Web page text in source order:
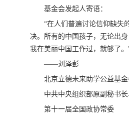
基金会发起人寄语：
“在人们普遍讨论信仰缺失
决。所有的中国孩子，无论出
我在美丽中国工作过，就够了。
——刘泽彭
北京立德未来助学公益基
中共中央组织部原副秘书
第十一届全国政协常委